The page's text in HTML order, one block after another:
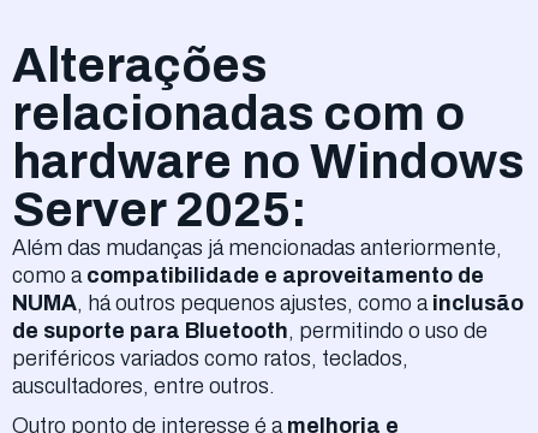
Alterações
relacionadas com o
hardware no Windows
Server 2025:
Além das mudanças já mencionadas anteriormente,
como a compatibilidade e aproveitamento de
NUMA, há outros pequenos ajustes, como a inclusão
de suporte para Bluetooth, permitindo o uso de
periféricos variados como ratos, teclados,
auscultadores, entre outros.
Outro ponto de interesse é a melhoria e